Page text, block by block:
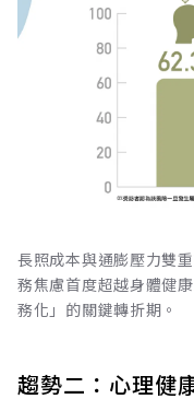
長照成本與通膨壓力雙
務焦慮首度超越身體健
務化」的關鍵轉折期。
趨勢二：心理健